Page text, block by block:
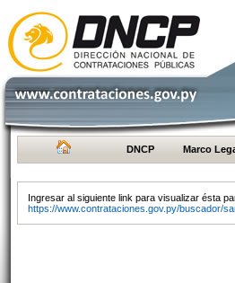
DNCP Marco
Ingresar al siguiente link para visualizar ésta
https://www.contrataciones.gov.py/buscador/